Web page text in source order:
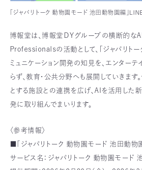
「ジャパリトーク 動物園モード 池田動物園編」
博報堂は、博報堂ＤＹグループの横断的な
Professionalsの活動として、「ジャパリト
ミュニケーション開発の知見を、エンターテ
らず、教育・公共分野へも展開していきます
とする施設との連携を広げ、AIを活用した
発に取り組んでまいります。
〈参考情報〉
■「ジャパリトーク 動物園モード 池田動物
サービス名：ジャパリトーク 動物園モード